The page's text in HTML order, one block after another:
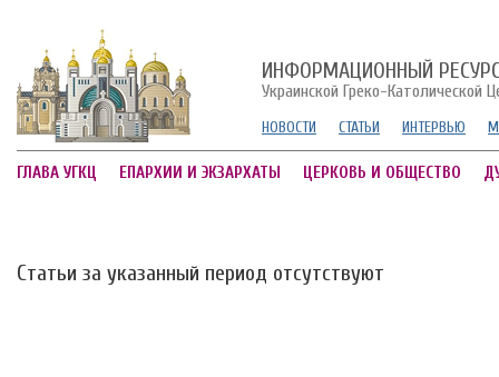
ИНФОРМАЦИОННЫЙ
Украинской Греко-Католической
НОВОСТИ СТАТЬИ ИНТЕРВЬЮ
ГЛАВА УГКЦ ЕПАРХИИ И ЭКЗАРХАТЫ ЦЕРКОВЬ И ОБЩЕСТВО
Статьи за указанный период отсутствуют